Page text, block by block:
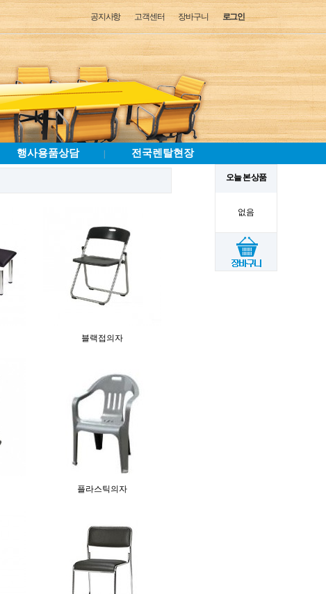
로그인
장바구니
고객센터
공지사항
행사용품상담 전국렌탈현장
오늘 본 상품
없음
블랙접의자
플라스틱의자